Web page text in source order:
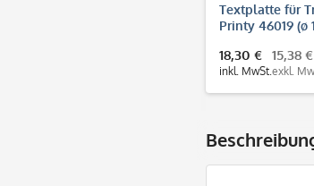
Textplatte für
Printy 46019 (ø
18,30 €
inkl. MwSt.
15,38 €
exkl.